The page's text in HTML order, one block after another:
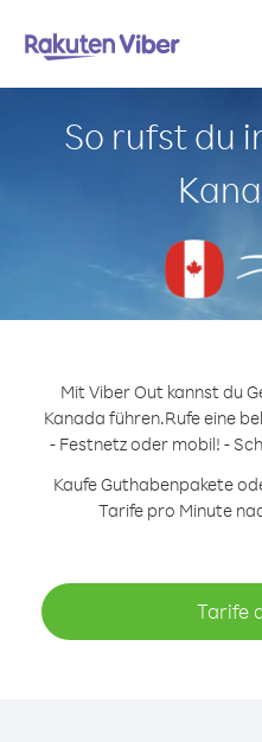
So rufst du
Mit Viber Out kannst du
Kanada führen.Rufe eine
- Festnetz oder mobil! -
Kaufe Guthabenpakete
Tarife pro Minute
Tarife